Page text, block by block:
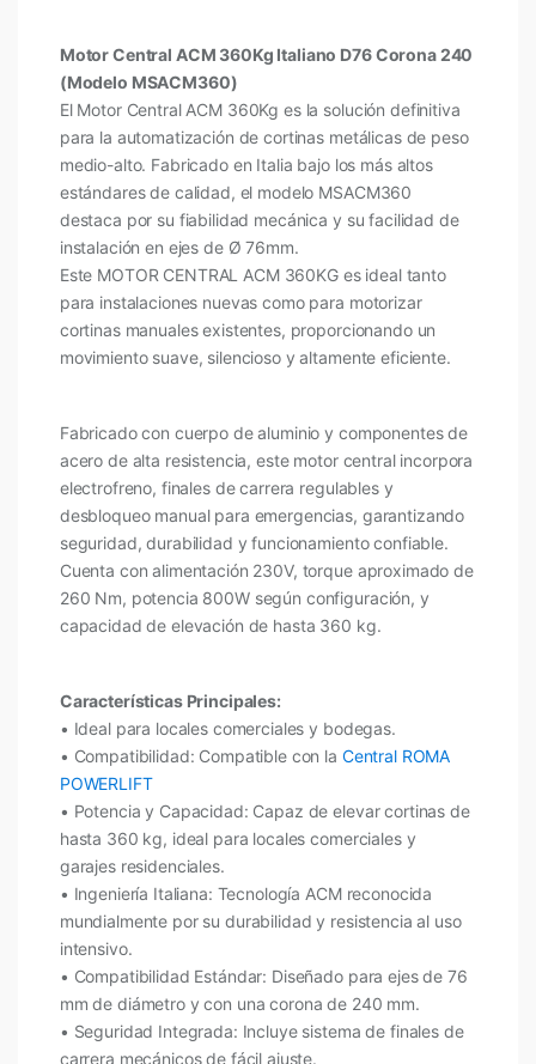
Motor Central ACM 360Kg Italiano D76 Corona 240
(Modelo MSACM360)
El Motor Central ACM 360Kg es la solución definitiva
para la automatización de cortinas metálicas de peso
medio-alto. Fabricado en Italia bajo los más altos
estándares de calidad, el modelo MSACM360
destaca por su fiabilidad mecánica y su facilidad de
instalación en ejes de Ø 76mm.
Este MOTOR CENTRAL ACM 360KG es ideal tanto
para instalaciones nuevas como para motorizar
cortinas manuales existentes, proporcionando un
movimiento suave, silencioso y altamente eficiente.
Fabricado con cuerpo de aluminio y componentes de
acero de alta resistencia, este motor central incorpora
electrofreno, finales de carrera regulables y
desbloqueo manual para emergencias, garantizando
seguridad, durabilidad y funcionamiento confiable.
Cuenta con alimentación 230V, torque aproximado de
260 Nm, potencia 800W según configuración, y
capacidad de elevación de hasta 360 kg.
Características Principales:
• Ideal para locales comerciales y bodegas.
• Compatibilidad: Compatible con la Central ROMA
POWERLIFT
• Potencia y Capacidad: Capaz de elevar cortinas de
hasta 360 kg, ideal para locales comerciales y
garajes residenciales.
• Ingeniería Italiana: Tecnología ACM reconocida
mundialmente por su durabilidad y resistencia al uso
intensivo.
• Compatibilidad Estándar: Diseñado para ejes de 76
mm de diámetro y con una corona de 240 mm.
• Seguridad Integrada: Incluye sistema de finales de
carrera mecánicos de fácil ajuste.